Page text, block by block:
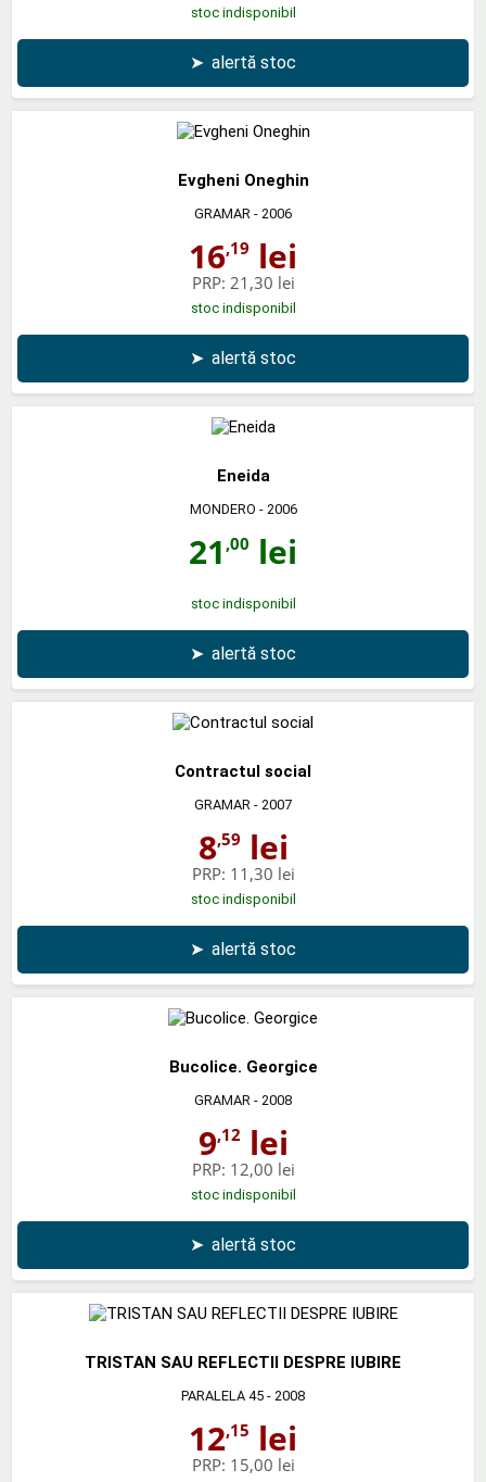
stoc indisponibil
➤ alertă stoc
Evgheni Oneghin
GRAMAR - 2006
16,19 lei
PRP: 21,30 lei
stoc indisponibil
➤ alertă stoc
Eneida
MONDERO - 2006
21 ,00 lei
stoc indisponibil
➤ alertă stoc
Contractul social
GRAMAR - 2007
8,59 lei
PRP: 11,30 lei
stoc indisponibil
➤ alertă stoc
Bucolice. Georgice
GRAMAR - 2008
9,12lei
PRP: 12,00 lei
stoc indisponibil
➤ alertă stoc
TRISTAN SAU REFLECTII DESPRE IUBIRE
PARALELA 45 - 2008
12,15 lei
PRP: 15,00 lei